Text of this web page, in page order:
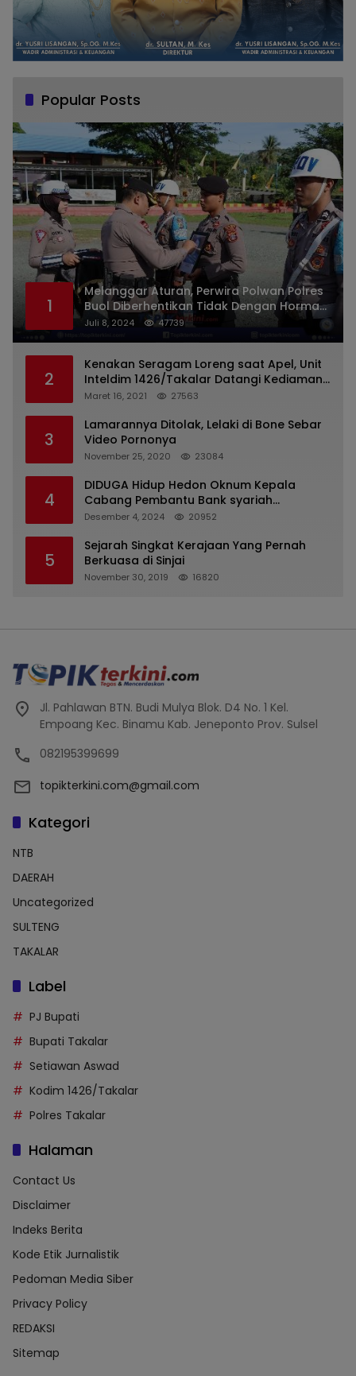
Popular Posts
1
Melanggar Aturan, Perwira Polwan Polres
Buol Diberhentikan Tidak Dengan Hormat
Dari Dinas Kepolisian
Juli 8, 2024 47739
2
Kenakan Seragam Loreng saat Apel, Unit
Inteldim 1426/Takalar Datangi Kediaman
Kasatpol PP
Maret 16, 2021 27563
3
Lamarannya Ditolak, Lelaki di Bone Sebar
Video Pornonya
November 25, 2020 23084
4
DIDUGA Hidup Hedon Oknum Kepala
Cabang Pembantu Bank syariah
Indonesia Unit Hasan Basri di Banjarmasin
Milyaran Rupiah dan Bilyet Giro Tidak
Terdaftar, OJK Kalsel : Bertemu Tanggal 11
Desember 4, 2024 20952
5
Sejarah Singkat Kerajaan Yang Pernah
Berkuasa di Sinjai
November 30, 2019 16820
Jl. Pahlawan BTN. Budi Mulya Blok. D4 No. 1 Kel.
Empoang Kec. Binamu Kab. Jeneponto Prov. Sulsel
082195399699
topikterkini.com@gmail.com
Kategori
NTB
DAERAH
Uncategorized
SULTENG
TAKALAR
Label
PJ Bupati
Bupati Takalar
Setiawan Aswad
Kodim 1426/Takalar
Polres Takalar
Halaman
Contact Us
Disclaimer
Indeks Berita
Kode Etik Jurnalistik
Pedoman Media Siber
Privacy Policy
REDAKSI
Sitemap